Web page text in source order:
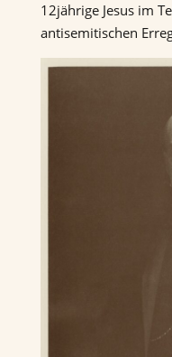
12jährige Jesus im
antisemitischen